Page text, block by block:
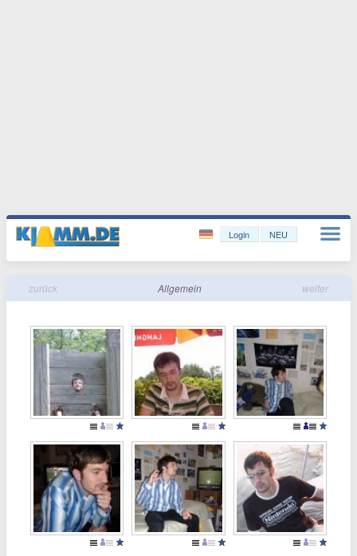
Login NEU
zurück weiter
Allgemein